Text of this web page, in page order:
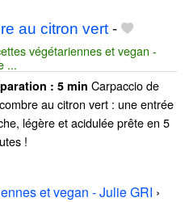
au citron vert -
végétariennes et vegan -
...
: 5 min Carpaccio de
au citron vert : une entrée
légère et acidulée prête en 5
!
et vegan - Julie GRI ›